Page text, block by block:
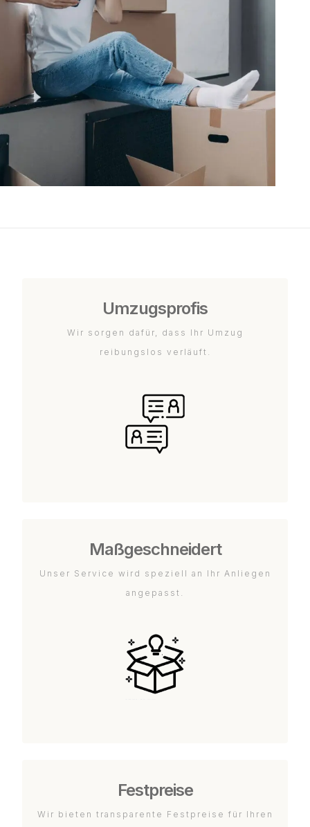
Umzugsprofis
Wir sorgen dafür, dass Ihr Umzug
reibungslos verläuft.
Maßgeschneidert
Unser Service wird speziell an Ihr Anliegen
angepasst.
Festpreise
Wir bieten transparente Festpreise für Ihren